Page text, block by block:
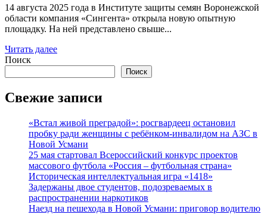
14 августа 2025 года в Институте защиты семян Воронежской
области компания «Сингента» открыла новую опытную
площадку. На ней представлено свыше...
Читать далееПрочитать
«Главные
сое»
российское
соеводство
демонстрирует
инновационный
потенциал
Поиск
Поиск
Свежие записи
«Встал живой преградой»: росгвардеец остановил
пробку ради женщины с ребёнком-инвалидом на АЗС в
Новой Усмани
25 мая стартовал Всероссийский конкурс проектов
массового футбола «Россия – футбольная страна»
Историческая интеллектуальная игра «1418»
Задержаны двое студентов, подозреваемых в
распространении наркотиков
Наезд на пешехода в Новой Усмани: приговор водителю